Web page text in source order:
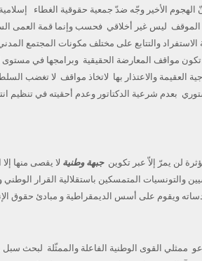
الهجوم الأخير وجّه ضدّ جمعية حقوقية الغطاء
الموقف ليس غير أخلاقي فحسب وإنما قمة العمى
والتتابع على مختلف مكونات المجتمع
تكون مواقف المعارضة الحقيقية وبرامجها في مستوى
العقيمة والاعتذار بها لاتخاذ مواقف لا تغضب
لن يمرّ إلاّ عبر تكوين جبهة وطنية لا يقصى منها
والتونسيات المتمسكين باستقلالية القرار
ويقوم على أسس الديمقراطية و مبادئ حقوق
ممثلي القوى الوطنية الفاعلة والممثّلة لبحث سبل